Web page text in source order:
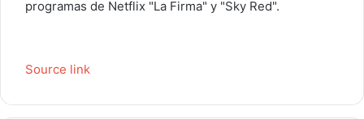
programas de Netflix "La Firma" y "Sky Red".
Source link